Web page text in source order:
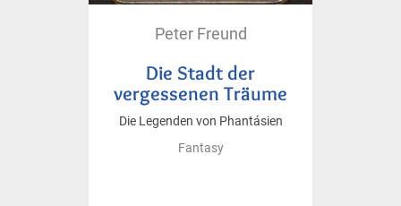
Peter Freund
Die Stadt der
vergessenen Träume
Die Legenden von Phantásien
Fantasy